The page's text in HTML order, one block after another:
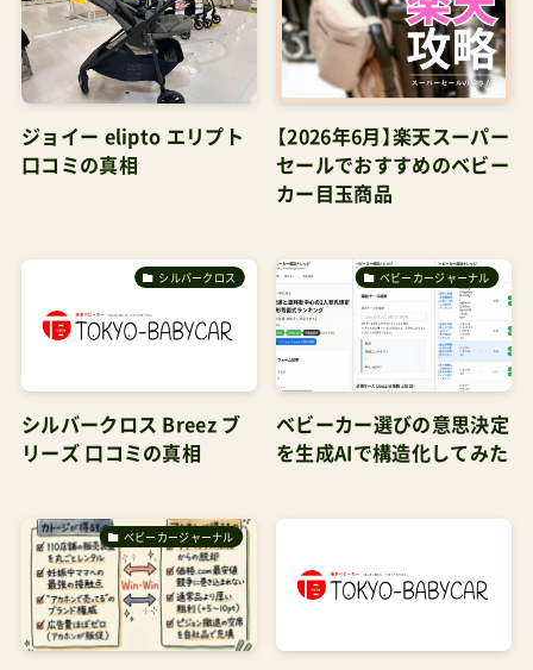
ジョイー elipto エリプト
口コミの真相
【2026年6月】楽天スーパー
セールでおすすめのベビー
カー目玉商品
シルバークロス
シルバークロス Breez ブ
リーズ 口コミの真相
ベビーカージャーナル
ベビーカー選びの意思決定
を生成AIで構造化してみた
ベビーカージャーナル